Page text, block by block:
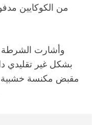
من الكوكايين
وأشارت الشرطة
بشكل غير تقليدي
مقبض مكنسة خشبية